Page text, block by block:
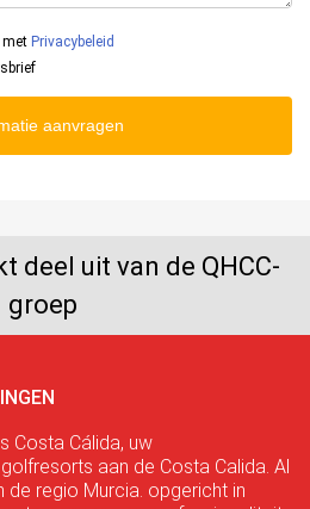
met Privacybeleid
aanvragen
deel uit van de QHCC-
groep
Costa Cálida, uw
aan de Costa Calida. Al
de regio Murcia. opgericht in